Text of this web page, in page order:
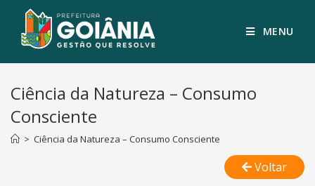
MENU
Ciência da Natureza – Consumo
Consciente
> Ciência da Natureza – Consumo Consciente
Voltar